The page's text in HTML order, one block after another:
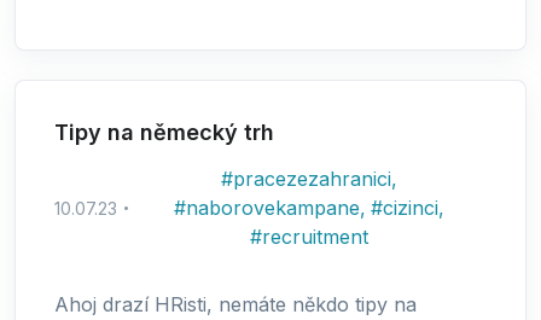
Tipy na německý trh
10.07.23
#pracezezahranici,
#naborovekampane, #cizinci,
#recruitment
Ahoj drazí HRisti, nemáte někdo tipy na